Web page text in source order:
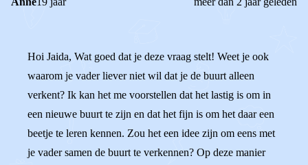
Hoi Jaida, Wat goed dat je deze vraag stelt! Weet je ook
waarom je vader liever niet wil dat je de buurt alleen
verkent? Ik kan het me voorstellen dat het lastig is om in
een nieuwe buurt te zijn en dat het fijn is om het daar een
beetje te leren kennen. Zou het een idee zijn om eens met
je vader samen de buurt te verkennen? Op deze manier